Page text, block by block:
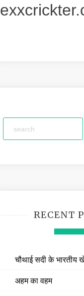
RECENT
चौथाई सदी के भारतीय
अहम का वहम